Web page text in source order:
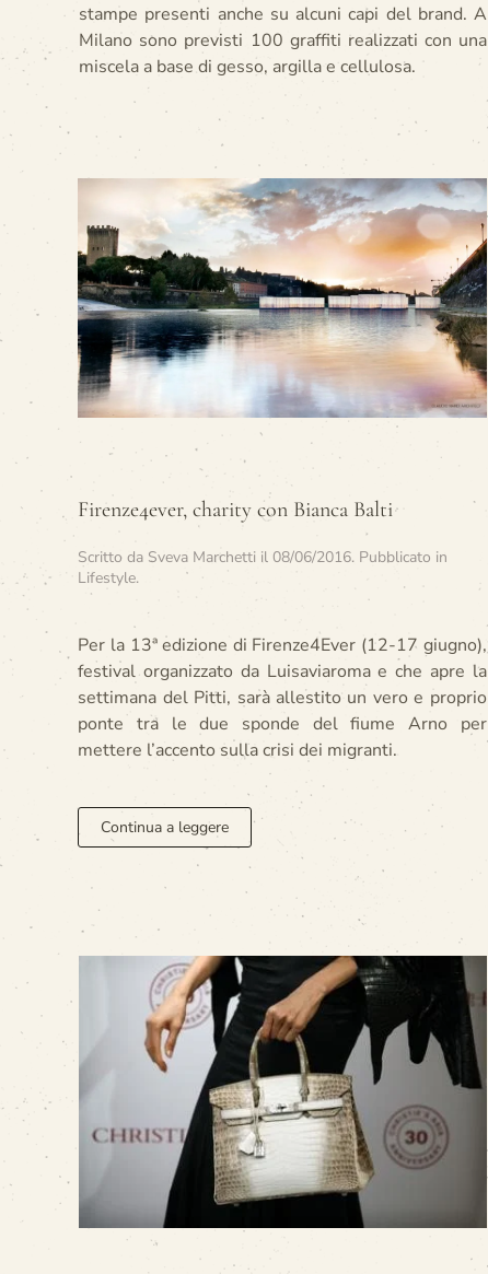
stampe presenti anche su alcuni capi del brand. A
Milano sono previsti 100 graffiti realizzati con una
miscela a base di gesso, argilla e cellulosa.
Firenze4ever, charity con Bianca Balti
Scritto da Sveva Marchetti il 08/06/2016. Pubblicato in
Lifestyle.
Per la 13ª edizione di Firenze4Ever (12-17 giugno),
festival organizzato da Luisaviaroma e che apre la
settimana del Pitti, sarà allestito un vero e proprio
ponte tra le due sponde del fiume Arno per
mettere l’accento sulla crisi dei migranti.
Continua a leggere